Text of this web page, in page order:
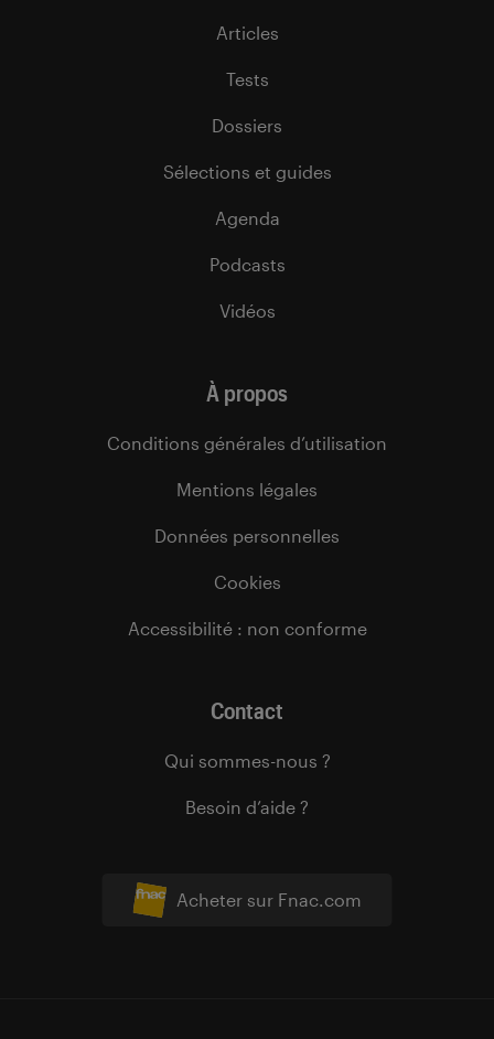
Acheter sur Fnac.com
Articles
Tests
Dossiers
Sélections et guides
Agenda
Podcasts
Vidéos
À propos
Conditions générales d’utilisation
Mentions légales
Données personnelles
Cookies
Accessibilité : non conforme
Contact
Qui sommes-nous ?
Besoin d’aide ?